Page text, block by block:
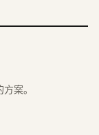
案。